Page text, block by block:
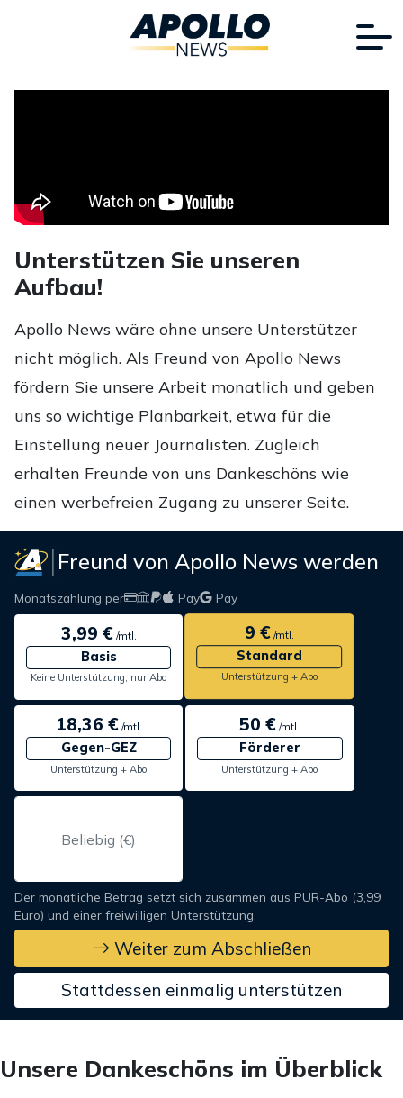
Unterstützen Sie unseren
Aufbau!
Apollo News wäre ohne unsere Unterstützer
nicht möglich. Als Freund von Apollo News
fördern Sie unsere Arbeit monatlich und geben
uns so wichtige Planbarkeit, etwa für die
Einstellung neuer Journalisten. Zugleich
erhalten Freunde von uns Dankeschöns wie
einen werbefreien Zugang zu unserer Seite.
Freund von Apollo News werden
Monatszahlung per Pay Pay
3,99 €/mtl.
Basis
Keine Unterstützung, nur Abo
9 €/mtl.
Standard
Unterstützung + Abo
18,36 €/mtl.
Gegen-GEZ
Unterstützung + Abo
50 € /mtl.
Förderer
Unterstützung + Abo
Der monatliche Betrag setzt sich zusammen aus PUR-Abo (3,99
Euro) und einer freiwilligen Unterstützung.
Weiter zum Abschließen
Stattdessen einmalig unterstützen
Unsere Dankeschöns im Überblick